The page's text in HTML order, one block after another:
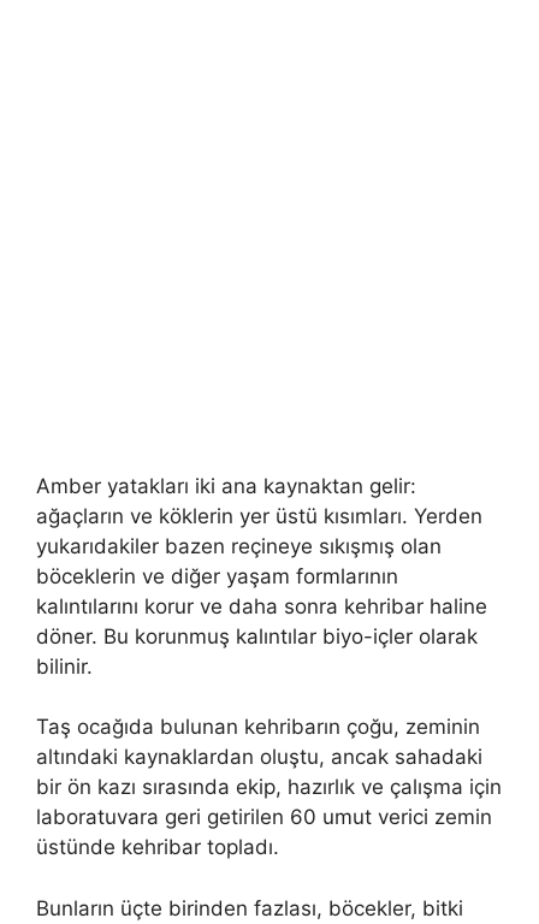
Amber yatakları iki ana kaynaktan gelir:
ağaçların ve köklerin yer üstü kısımları. Yerden
yukarıdakiler bazen reçineye sıkışmış olan
böceklerin ve diğer yaşam formlarının
kalıntılarını korur ve daha sonra kehribar haline
döner. Bu korunmuş kalıntılar biyo-içler olarak
bilinir.
Taş ocağıda bulunan kehribarın çoğu, zeminin
altındaki kaynaklardan oluştu, ancak sahadaki
bir ön kazı sırasında ekip, hazırlık ve çalışma için
laboratuvara geri getirilen 60 umut verici zemin
üstünde kehribar topladı.
Bunların üçte birinden fazlası, böcekler, bitki